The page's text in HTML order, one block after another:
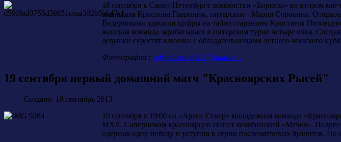
18 сентября в Санкт-Петербурге хоккеистки «Бирюсы» во втором
защищала Кристина Гаврилюк, питерские - Мария Сорокина.
Ведерникова удвоили цифры на табло старанием Кристины
женская команда зарабатывает в питерском турне четыре очка.
девушки скрестят клюшки с обладательницами летнего чешского
Фотографии с оф.сайта ЖХК "Динамо".
19 сентября первый домашний матч "Красноярских Рысей"
Создано: 18 сентября 2013
19 сентября в 19:00 на «Арене.Север» молодежная команда
МХЛ. Соперником красноярцев станет челябинский «Мечел».
одержав одну победу и уступив в серии послематчевых буллитов. По